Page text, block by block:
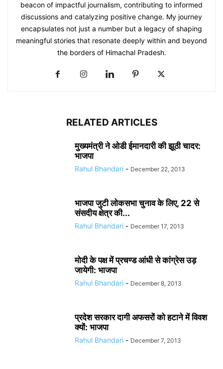
beacon of impactful journalism, contributing to informed
discussions and catalyzing positive change. My journey
encapsulates not just a number but a legacy of shaping
meaningful stories that resonate deeply within and beyond
the borders of Himachal Pradesh.
RELATED ARTICLES
मुख्यमंत्री ने ओडी ईमानदारी की झूठी चादर:
भाजपा
Rahul Bhandari - December 22, 2013
भाजपा जुटी लोकसभा चुनाव के लिए, 22 से
संसदीय क्षेत्र की...
Rahul Bhandari - December 17, 2013
मोदी के पक्ष में प्रचण्ड आंधी से कांग्रेस उड़
जायेगी: भाजपा
Rahul Bhandari - December 8, 2013
प्रदेश सरकार दागी अफसरों को हटाने में विवश
क्यों: भाजपा
Rahul Bhandari - December 7, 2013